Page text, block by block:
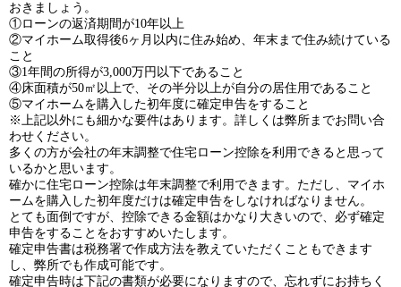
おきましょう。
①ローンの返済期間が10年以上
②マイホーム取得後6ヶ月以内に住み始め、年末まで住み続けている
こと
③1年間の所得が3,000万円以下であること
④床面積が50㎡以上で、その半分以上が自分の居住用であること
⑤マイホームを購入した初年度に確定申告をすること
※上記以外にも細かな要件はあります。詳しくは弊所までお問い合
わせください。
多くの方が会社の年末調整で住宅ローン控除を利用できると思って
いるかと思います。
確かに住宅ローン控除は年末調整で利用できます。ただし、マイホ
ームを購入した初年度だけは確定申告をしなければなりません。
とても面倒ですが、控除できる金額はかなり大きいので、必ず確定
申告をすることをおすすめいたします。
確定申告書は税務署で作成方法を教えていただくこともできます
し、弊所でも作成可能です。
確定申告時は下記の書類が必要になりますので、忘れずにお持ちく